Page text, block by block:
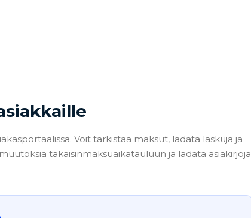
Voit tarkistaa maksut, ladata laskuja ja
takaisinmaksuaikatauluun ja ladata asiakirjoja